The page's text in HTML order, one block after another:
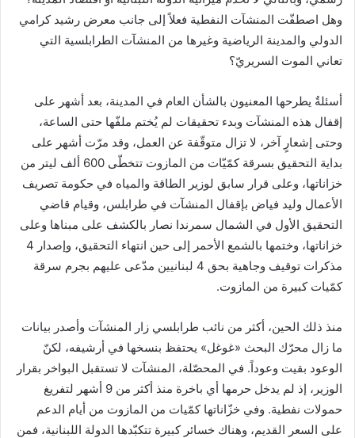
وهل اصطفّت المنشآت النفطية فعلاً إلى جانب معرض رشيد كرامي
الدولي والمدينة الرياضية وغيرها من المنشآت الطرابلسية التي
تعاني الموت السريريّ؟
أسئلةٌ يطرحها المعنيون بالشأن العام في المدينة، بعد أشهر على
إقفال هذه المنشآت وبدء تحقيقات لم يُختم ملفّها حتى الساعة،
وحتى إشعارٍ آخر، لا تزال متوقّفة عن العمل، وقد مرّت أشهر على
بداية التحقيق بسرقة كمّيّات من المازوت تتخطّى 600 ألف ليتر من
خزاناتها، وعلى قرار سابق لوزير الطاقة والمياه في حكومة تصريف
الأعمال وليد فياض بإقفال المنشآت في طرابلس، وقيام قاضي
التحقيق الأول في الشمال سمرندا نصار بالكشف على مبناها وعلى
خزاناتها، وختمها بالشمع الأحمر إلى حين انتهاء التحقيق، وإصدار 4
مذكرات توقيف وجاهية بحق 4 لبنانيين مدّعى عليهم بجرم سرقة
كمّيات كبيرة من المازوت.
منذ ذلك الحين، أكثر من نائب طرابلسي زار المنشآت وأصدر بيانات
ما زال محرّك البحث «غوغل» يحتفظ بنسخها في أرشيفه، لكنّ
الوعود بقيت وعوداً. في المحصّلة، المنشآت لا تستقبل البواخر بقرار
الوزير، إذ لم يدخل حرمها أي باخرة منذ أكثر من 9 أشهر لتفريغ
حمولات نفطية. وفي خزّاناتها كمّيات من المازوت من أيام الدعم
على السعر القديم، وهناك خسائر كبيرة تتكبّدها الدولة اللبنانية، فمن